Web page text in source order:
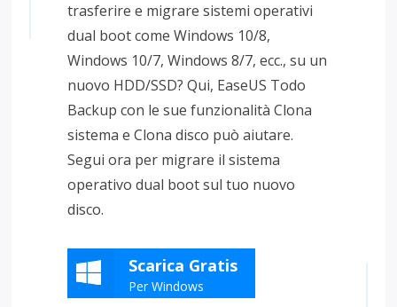
trasferire e migrare sistemi operativi
dual boot come Windows 10/8,
Windows 10/7, Windows 8/7, ecc., su un
nuovo HDD/SSD? Qui, EaseUS Todo
Backup con le sue funzionalità Clona
sistema e Clona disco può aiutare.
Segui ora per migrare il sistema
operativo dual boot sul tuo nuovo
disco.
Scarica Gratis
Per Windows